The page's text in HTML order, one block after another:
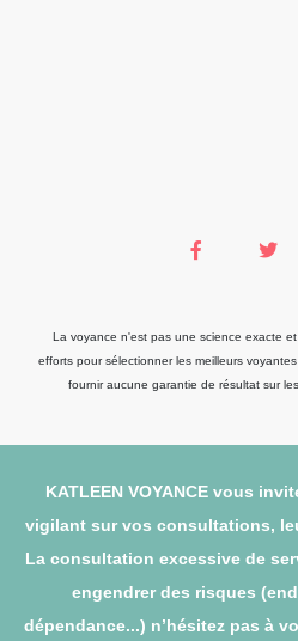
La voyance n'est pas une science exacte
efforts pour sélectionner les meilleurs
fournir aucune garantie de résultat sur
KATLEEN VOYANCE vous
vigilant sur vos consultations,
La consultation excessive de
engendrer des risques
dépendance...) n’hésitez pas à